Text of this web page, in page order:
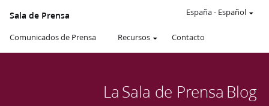
Sala de Prensa
Comunicados de Prensa Recursos Contacto
España- Español
LaSala de Prensa Blog